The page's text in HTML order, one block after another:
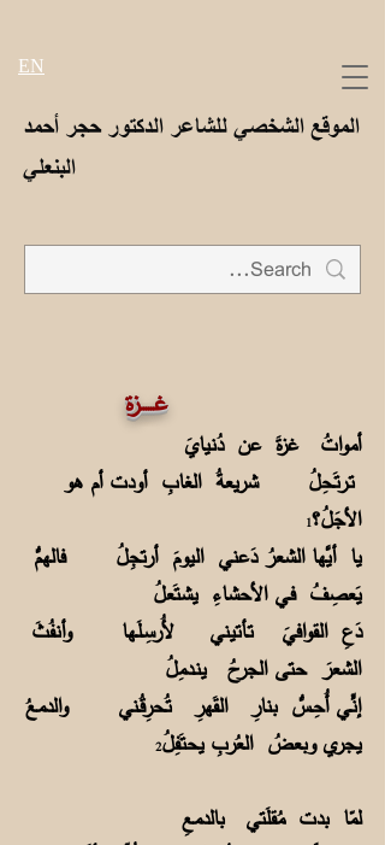
الموقع الشخصي للشاعر الدكتور حجر أحمد
البنعلي
EN
غــــــزة
أمواتُ غزةَ عن دُنيايَ
تـرتَـحِلُ شريعةُ الغابِ أودت أم هو
الأجَلُ؟1
يا أيَّها الشعرُ دَعني اليومَ أرتجِلُ فالهمُّ
يَعصِفُ فـي الأحشاءِ يشتَعلُ
دَعِ القوافيَ تـأتيني لأُرسِـلَـها وأنفُثَ
الشعرَ حتى الجرحُ ينـدمِلُ
إنٍّـي أُحِـسُّ بنارِ القَهرِ تُـحرِقُـني والدمعُ
يجري وبعضُ العُربِ يحتَفِلُ2
لمّا بدت مُقلَتي بالدمعِ